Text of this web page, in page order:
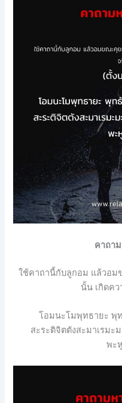
คาถา
ใช้คาถานี้กับลูกอม แล้วอม
นั้น เกิดค
โอมนะโมพุทธายะ พุ
สะระติจิตตังสะมาเรมะ
พะ